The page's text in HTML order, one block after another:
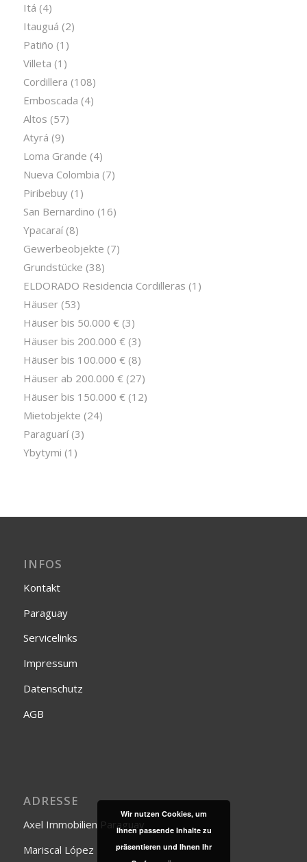
Itá (4)
Itauguá (2)
Patiño (1)
Villeta (1)
Cordillera (108)
Emboscada (4)
Altos (57)
Atyrá (9)
Loma Grande (4)
Nueva Colombia (7)
Piribebuy(1)
San Bernardino (16)
Ypacaraí(8)
Gewerbeobjekte (7)
Grundstücke (38)
ELDORADO Residencia Cordilleras (1)
Häuser(53)
Häuser bis 50.000 €(3)
Häuser bis 200.000 €(3)
Häuser bis 100.000 €(8)
Häuser ab 200.000 €(27)
Häuser bis 150.000 €(12)
Mietobjekte (24)
Paraguarí(3)
Ybytymi (1)
INFOS
Kontakt
Paraguay
Servicelinks
Impressum
Datenschutz
AGB
ADRESSE
Axel Immobilien Paraguay
Mariscal López
Wir nutzen Cookies, um
Ihnen passende Inhalte zu
präsentieren und Ihnen Ihr